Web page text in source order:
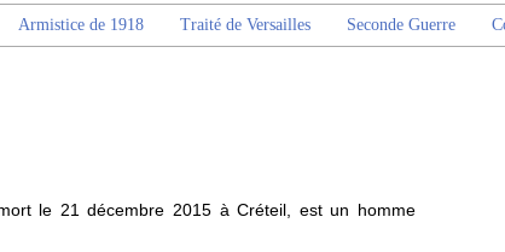
Armistice de 1918 Traité de Versailles Seconde Guerre
le 21 décembre 2015 à Créteil, est un homme